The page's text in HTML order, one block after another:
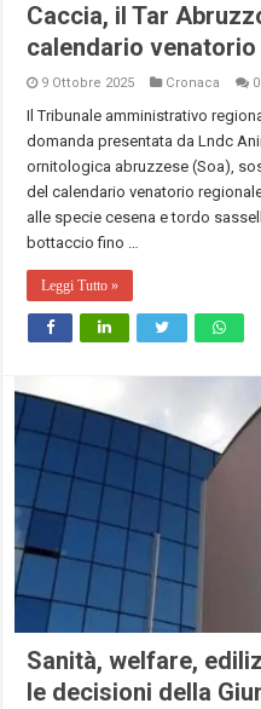
Caccia, il Tar
calendario
9 Ottobre 2025 Cronaca 0
Il Tribunale amministrativo
domanda presentata da Lndc
ornitologica abruzzese (Soa),
del calendario venatorio
alle specie cesena e tordo
bottaccio fino …
Leggi Tutto »
Sanità, welfare,
le decisioni della